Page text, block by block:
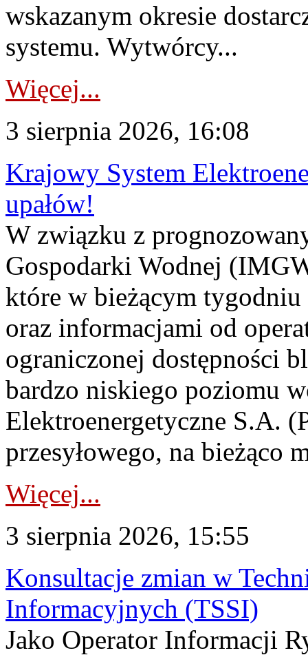
wskazanym okresie
systemu. Wytwórcy...
Więcej...
3 sierpnia 2026, 16:08
Krajowy System
upałów!
W związku z
Gospodarki Wodnej
które w bieżącym tygodniu
oraz informacjami od
ograniczonej dostępności
bardzo niskiego poziomu
Elektroenergetyczne S.A.
przesyłowego, na bieżąco
Więcej...
3 sierpnia 2026, 15:55
Konsultacje zmian w
Informacyjnych (TSSI)
Jako Operator Informacji